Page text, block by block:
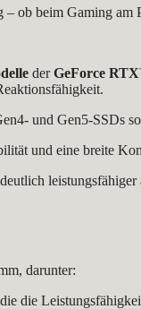
ob beim Gaming
derGeForce
und Gen5-SSDs
und eine breite
darunter:
die